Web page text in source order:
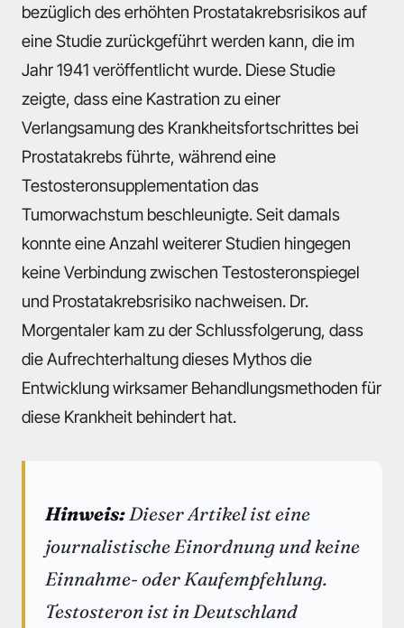
bezüglich des erhöhten Prostatakrebsrisikos auf
eine Studie zurückgeführt werden kann, die im
Jahr 1941 veröffentlicht wurde. Diese Studie
zeigte, dass eine Kastration zu einer
Verlangsamung des Krankheitsfortschrittes bei
Prostatakrebs führte, während eine
Testosteronsupplementation das
Tumorwachstum beschleunigte. Seit damals
konnte eine Anzahl weiterer Studien hingegen
keine Verbindung zwischen Testosteronspiegel
und Prostatakrebsrisiko nachweisen. Dr.
Morgentaler kam zu der Schlussfolgerung, dass
die Aufrechterhaltung dieses Mythos die
Entwicklung wirksamer Behandlungsmethoden für
diese Krankheit behindert hat.
Hinweis: Dieser Artikel ist eine
journalistische Einordnung und keine
Einnahme- oder Kaufempfehlung.
Testosteron ist in Deutschland